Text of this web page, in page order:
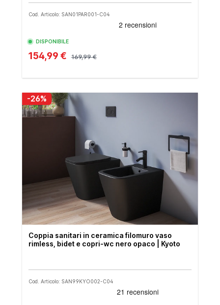
Cod. Articolo: SAN01PAR001-C04
DISPONIBILE
154,99 € 169,99 €
-26%
Coppia sanitari in ceramica filomuro vaso
rimless, bidet e copri-wc nero opaco | Kyoto
Cod. Articolo: SAN99KYO002-C04